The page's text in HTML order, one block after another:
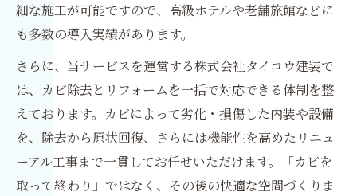
細な施工が可能ですので、高級ホテルや老舗旅館などに
も多数の導入実績があります。
さらに、当サービスを運営する株式会社タイコウ建装で
は、カビ除去とリフォームを一括で対応できる体制を整
えております。カビによって劣化・損傷した内装や設備
を、除去から原状回復、さらには機能性を高めたリニュ
ーアル工事まで一貫してお任せいただけます。「カビを
取って終わり」ではなく、その後の快適な空間づくりま